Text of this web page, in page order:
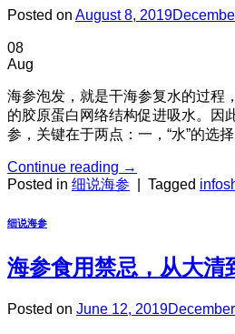
Posted on August 8, 2019
08
Aug
海参泡发，就是干海参复水的过程
的胶原蛋白网络结构促进吸水。因
参，关键在于两点：一，“水”的选择
Continue reading →
Posted in 细说海参 Tagged
细说海参
海参食用禁忌，从大清
Posted on June 12, 2019